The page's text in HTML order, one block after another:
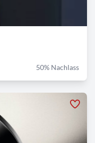
50% Nachlass